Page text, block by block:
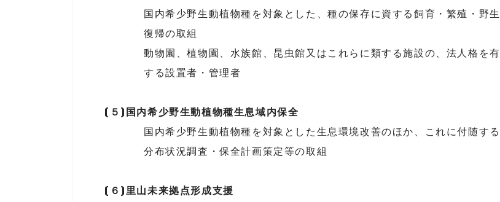
国内希少野生動植物種を対象とした、種の保存に資する飼育・繁殖・野生
復帰の取組
動物園、植物園、水族館、昆虫館又はこれらに類する施設の、法人格を有
する設置者・管理者
(５)国内希少野生動植物種生息域内保全
国内希少野生動植物種を対象とした生息環境改善のほか、これに付随する
分布状況調査・保全計画策定等の取組
(６)里山未来拠点形成支援